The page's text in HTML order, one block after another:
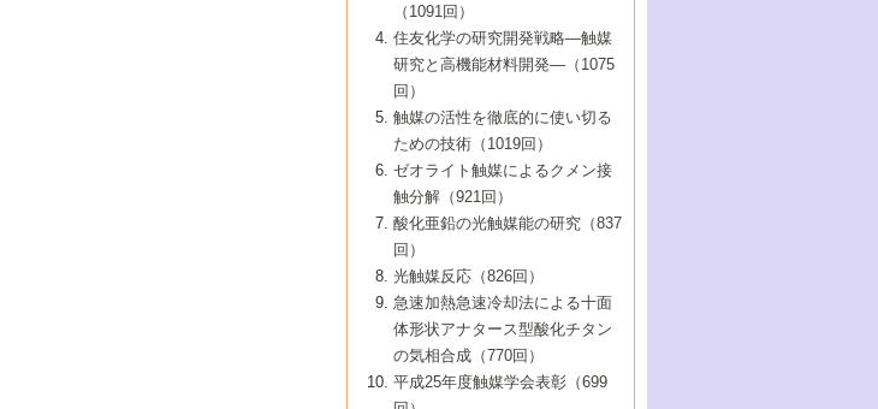
8号 若手研究者による触媒研究の未来展望
2：大学・研究所編
8号 イオン液体の応用
8号 多機能型リアクター
8号 超臨界流体を用いた化学プロセスの新
6号 第94回触媒討論会
7号 サブナノレベルでみた新しい表面現象
8号 オレフィン重合触媒の新たな展
5号 基礎化学品製造の触媒技術
6号 第92回触媒討論会
7号 基礎化学品製造の触媒技術
8号 資源の循環と触媒技術
4号 ナノ材料の調製と機能化
5号 こんな触媒が欲しい
6号 第90回触媒討論会
7号 触媒研究と学術雑誌/情報
8号 若い世代からみた触媒化学の現状と未
3号 生体触媒とバイオプロセス
4号 水素製造・利用の触媒化学
5号 触媒研究における新しい切り口：コン
ビナトリアルケミストリー
6号 第88回触媒討論会特集号
7号 企業における触媒研究のブレークスル
8号 この材料を触媒として使ってみません
2号 第85回触媒討論会
3号 反応ダイナミクス
5号 触媒のおもしろさをどのように伝える
6号 第86回触媒討論会
7号 水素化精製触媒の新しい展開
8号 新しい反応性と機能性を目指した金属
クラスタ-化学
1号 孔、穴、あな?-特異な空間とその利用-
2号 第83回触媒討論会
3号 均一系触媒反応最前線
4号 実用炭素材料の新展開
5号 研究の方法論を考える
7号 機能性金属材料と触媒
8号 触媒研究へのNMRの応用と展望
▼40巻（1998年）
進展と21世紀への提言/創立40周年記念・触
媒学会この10年の歩みとこれから/創立40周
2号 第81回触媒討論会
3号 計算機触媒化学へのさそい
4号 触媒劣化の制御と予測
5号 最新の実用プロセスと触媒
6号 第82回触媒討論会
7号 ナノ構造体の化学
8号 あの反応は今
1号 均一系と不均一系触媒反応-その特徴と
接点
2号 第79回触媒討論会
3号 最新NO除去触媒の実用化研究
4号 新しい反応場を目指した触媒調製
5号 反応・分離技術の新しい展開
6号 第80回触媒討論会
8号 AFMでみる世界
▼38巻（1996年）
1号 触媒の構造と触媒作用/C1化学を中心と
する21世紀への触媒
3号 オリンピックメダル:金・銀・銅はどん
な触媒作用を示すか
4号 触媒作用における機能の複合化
5号 未来を拓け！若手研究者
6号 第78回触媒討論会
7号 ダイナミックな領域への触媒研究の展
開/C1化学を中心とする21世紀への触媒
▼37巻（1995年）
1号 ファインケミカルズと固体触媒
2号 第75回触媒討論会
3号 希土類を利用した触媒
4号 触媒とリサイクル
5号 エネルギー変換触媒
6号 第76回触媒討論会
7号 表面吸着相の新しい展開
8号 マイクロポーラス・クリスタル触媒の
▼36巻（1994年）
1号 電気化学と触媒
2号 第73回触媒討論会
3号 C4化学の展開
4号 《通常号》
5号 《通常号》
6号 第74回触媒討論会
▼35巻（1993年）
1号 工業触媒開発マニュアル―探索から工
業化まで
2号 第71回触媒討論会
3号 研究開発のうらおもて―着想と展開
4号 触媒劣化と寿命の予測
5号 環境に優しい触媒
▼34巻（1992年）
1号 インパクトを与えたこの研究
2号 第69回触媒討論会
3号 ケミカルズ合成触媒―新しい展開と応
▼33巻（1991年）
1号 触媒プロセス開発マニュアル―探索か
ら工業化まで，知っておきたいこと PartII
2号 第67回触媒討論会
▼32巻（1990年）
1号 21世紀に向けて触媒研究の飛躍をめざ
す―触媒化学の裾野を広げよう
2号 第65回触媒討論会
▼31巻（1989年）
1号 情報科学と反応設計・材料設計
▼30巻（1988年）
（1091回）
住友化学の研究開発戦略―触媒
研究と高機能材料開発―（1075
回）
触媒の活性を徹底的に使い切る
ための技術（1019回）
ゼオライト触媒によるクメン接
触分解（921回）
酸化亜鉛の光触媒能の研究（837
回）
光触媒反応（826回）
急速加熱急速冷却法による十面
体形状アナタース型酸化チタン
の気相合成（770回）
平成25年度触媒学会表彰（699